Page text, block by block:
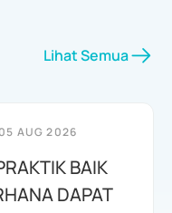
Lihat Semua
05 AUG 2026
BAIK
DAPAT